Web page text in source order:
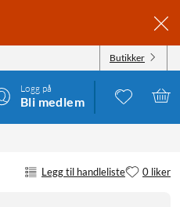
Butikker
Logg på
Bli medlem
Legg til handleliste 0 liker